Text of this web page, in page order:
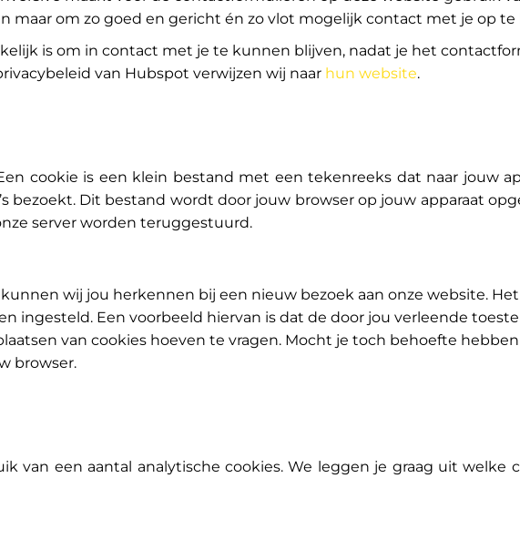
maar om zo goed en gericht én zo vlot mogelijk contact met je op
is om in contact met je te kunnen blijven, nadat je het
van Hubspot verwijzen wij naar hun website.
cookie is een klein bestand met een tekenreeks dat naar jouw
bezoekt. Dit bestand wordt door jouw browser op jouw apparaat
server worden teruggestuurd.
wij jou herkennen bij een nieuw bezoek aan onze website.
ingesteld. Een voorbeeld hiervan is dat de door jou verleende
van cookies hoeven te vragen. Mocht je toch behoefte
browser.
van een aantal analytische cookies. We leggen je graag uit welke